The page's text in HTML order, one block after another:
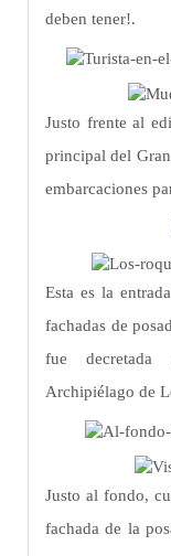
deben tener!.
Justo frente al
principal del
embarcaciones
Esta es la
fachadas de
fue decretada
Archipiélago de
Justo al fondo,
fachada de la